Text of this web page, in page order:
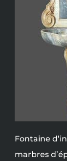
Fontaine
marbres